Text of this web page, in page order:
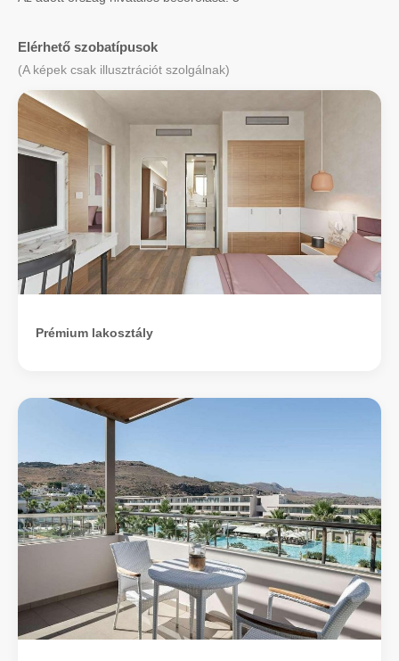
Elérhető szobatípusok
(A képek csak illusztrációt szolgálnak)
Prémium lakosztály